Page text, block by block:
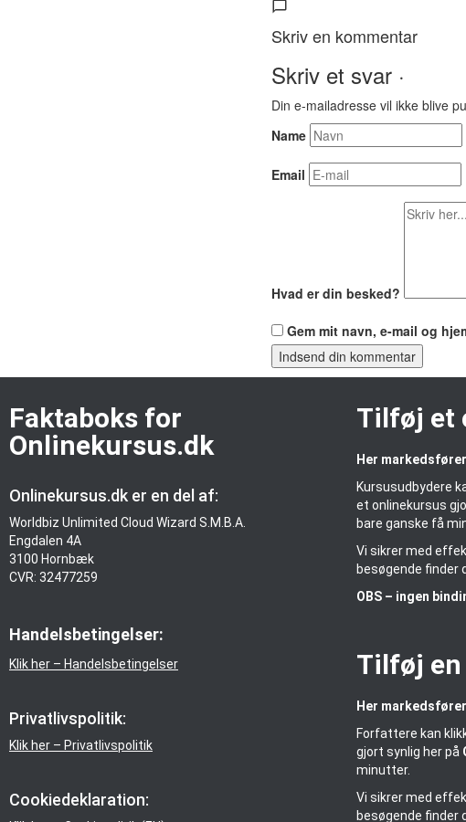
Skriv en kommentar
Skriv et svar ·
Din e-mailadresse vil ikke blive
Name
Email
Hvad er din besked?
Gem mit navn, e-mail og
Indsend din kommentar
Faktaboks for
Onlinekursus.dk
Onlinekursus.dk er en del af:
Worldbiz Unlimited Cloud Wizard S.M.B.A.
Engdalen 4A
3100 Hornbæk
CVR: 32477259
Handelsbetingelser:
Klik her – Handelsbetingelser
Privatlivspolitik:
Klik her – Privatlivspolitik
Cookiedeklaration:
Tilføj et
Her
Kursusudbydere
et onlinekursus
bare ganske få
Vi sikrer med
besøgende finder
OBS – ingen
Tilføj en
Her
Forfattere kan
gjort synlig her på
minutter.
Vi sikrer med
besøgende finder